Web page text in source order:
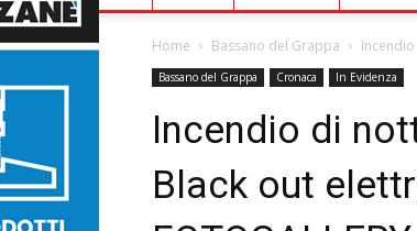
Home Bassano del Grappa
Bassano del Grappa Cronaca In Evidenza
Incendio di
Black out